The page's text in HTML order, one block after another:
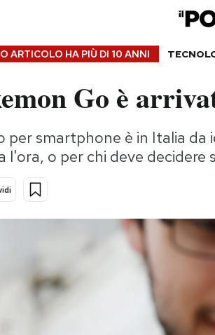
ARTICOLO HA PIÙ DI 10 ANNI
Go è
per smartphone è in Italia
l'ora, o per chi deve decidere